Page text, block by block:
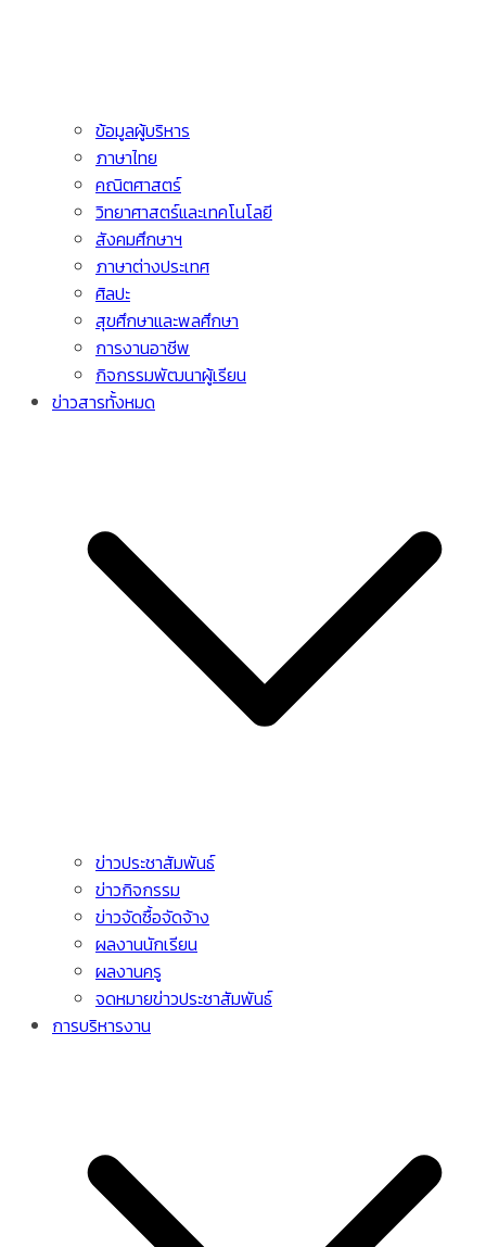
ข้อมูลผู้บริหาร
ภาษาไทย
คณิตศาสตร์
วิทยาศาสตร์และเทคโนโลยี
สังคมศึกษาฯ
ภาษาต่างประเทศ
ศิลปะ
สุขศึกษาและพลศึกษา
การงานอาชีพ
กิจกรรมพัฒนาผู้เรียน
ข่าวสารทั้งหมด
ข่าวประชาสัมพันธ์
ข่าวกิจกรรม
ข่าวจัดซื้อจัดจ้าง
ผลงานนักเรียน
ผลงานครู
จดหมายข่าวประชาสัมพันธ์
การบริหารงาน